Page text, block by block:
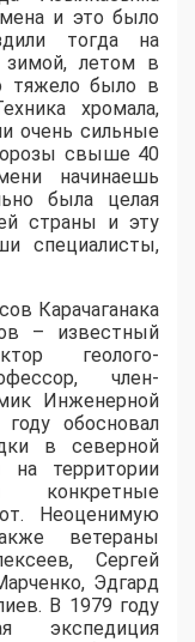
и это было
тогда на
зимой, летом в
тяжело было в
хромала,
очень сильные
свыше 40
начинаешь
была целая
страны и эту
специалисты,
Карачаганака
– известный
геолого-
член-
Инженерной
обосновал
в северной
на территории
конкретные
Неоценимую
ветераны
Сергей
Эдгард
В 1979 году
экспедиция